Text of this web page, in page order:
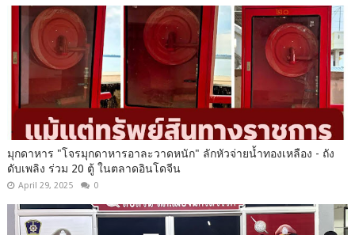
มุกดาหาร​ "โจรมุกดาหารอาละวาดหนัก" ลักหัวจ่ายน้ำทองเหลือง - ถัง
ดับเพลิง ร่วม 20 ตู้ ในตลาดอินโดจีน​
April 29, 2025 0